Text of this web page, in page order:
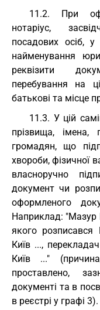
11.2. При
нотаріус,
посадових осіб,
найменування
реквізити
перебування на
батькові та місце
11.3. У цій
прізвища, імена,
громадян, що
хвороби, фізичної
власноручно
документ чи
оформленого
Наприклад: "Мазур
якого
Київ ...,
Київ ..."
проставлено,
документі та в
в реєстрі у графі 3).